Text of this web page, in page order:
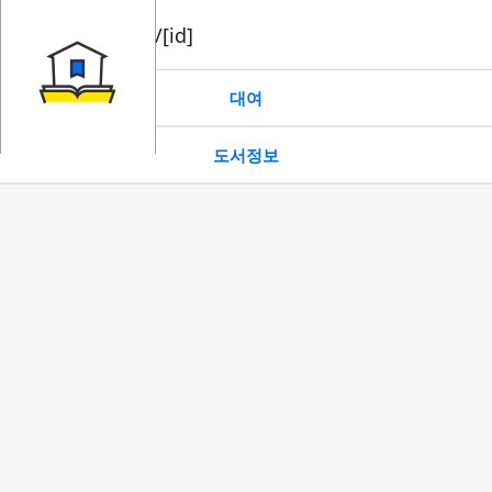
book/rent/[id]
대여
도서정보